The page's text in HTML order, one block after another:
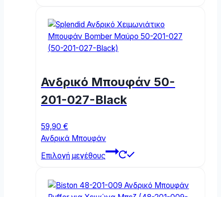
multiple
variants.
be
Ανδρικό Μπουφάν 50-
201-027-Black
59,90 €
Ανδρικά Μπουφάν
Επιλογή μεγέθους
multiple